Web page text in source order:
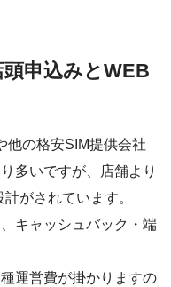
申込みとWEB
他の格安SIM提供会社
多いですが、店舗より
がされています。
キャッシュバック・端
運営費が掛かりますの